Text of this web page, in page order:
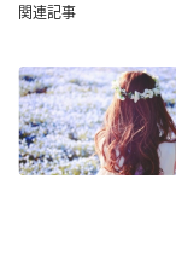
関連記事